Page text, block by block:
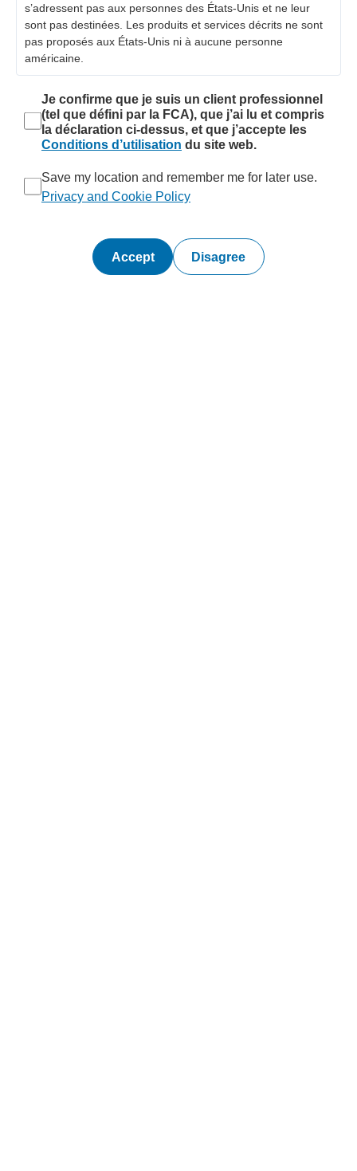
s’adressent pas aux personnes des États-Unis et ne leur
sont pas destinées. Les produits et services décrits ne sont
pas proposés aux États-Unis ni à aucune personne
américaine.
Je confirme que je suis un client professionnel
(tel que défini par la FCA), que j’ai lu et compris
la déclaration ci-dessus, et que j’accepte les
Conditions d’utilisation du site web.
Save my location and remember me for later use.
Privacy and Cookie Policy
Disagree